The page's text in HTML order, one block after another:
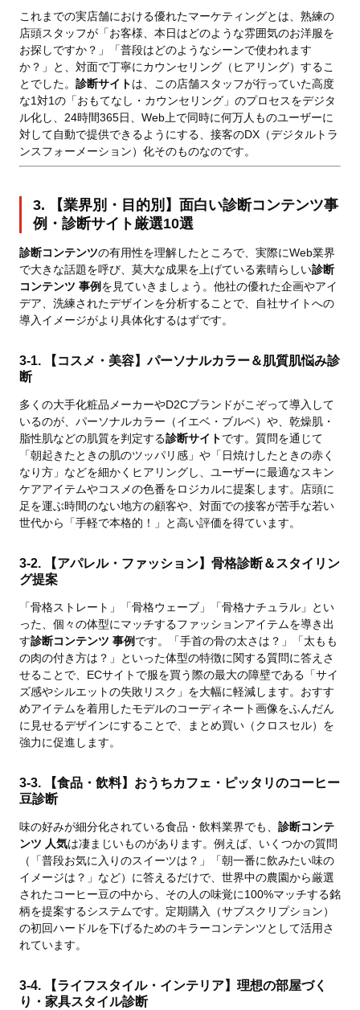
これまでの実店舗における優れたマーケティングとは、熟練の
店頭スタッフが「お客様、本日はどのような雰囲気のお洋服を
お探しですか？」「普段はどのようなシーンで使われます
か？」と、対面で丁寧にカウンセリング（ヒアリング）するこ
とでした。 診断サイトは、この店舗スタッフが行っていた高度
な1対1の「おもてなし・カウンセリング」のプロセスをデジタ
ル化し、24時間365日、Web上で同時に何万人ものユーザーに
対して自動で提供できるようにする、接客のDX（デジタルトラ
ンスフォーメーション）化そのものなのです。
3. 【業界別・目的別】面白い診断コンテンツ事
例・診断サイト厳選10選
診断コンテンツの有用性を理解したところで、実際にWeb業界
で大きな話題を呼び、莫大な成果を上げている素晴らしい診断
コンテンツ 事例を見ていきましょう。他社の優れた企画やアイ
デア、洗練されたデザインを分析することで、自社サイトへの
導入イメージがより具体化するはずです。
3-1. 【コスメ・美容】パーソナルカラー＆肌質肌悩み診
断
多くの大手化粧品メーカーやD2Cブランドがこぞって導入して
いるのが、パーソナルカラー（イエベ・ブルベ）や、乾燥肌・
脂性肌などの肌質を判定する診断サイトです。質問を通じて
「朝起きたときの肌のツッパリ感」や「日焼けしたときの赤く
なり方」などを細かくヒアリングし、ユーザーに最適なスキン
ケアアイテムやコスメの色番をロジカルに提案します。店頭に
足を運ぶ時間のない地方の顧客や、対面での接客が苦手な若い
世代から「手軽で本格的！」と高い評価を得ています。
3-2. 【アパレル・ファッション】骨格診断＆スタイリン
グ提案
「骨格ストレート」「骨格ウェーブ」「骨格ナチュラル」とい
った、個々の体型にマッチするファッションアイテムを導き出
す診断コンテンツ 事例です。「手首の骨の太さは？」「太もも
の肉の付き方は？」といった体型の特徴に関する質問に答えさ
せることで、ECサイトで服を買う際の最大の障壁である「サイ
ズ感やシルエットの失敗リスク」を大幅に軽減します。おすす
めアイテムを着用したモデルのコーディネート画像をふんだん
に見せるデザインにすることで、まとめ買い（クロスセル）を
強力に促進します。
3-3. 【食品・飲料】おうちカフェ・ピッタリのコーヒー
豆診断
味の好みが細分化されている食品・飲料業界でも、 診断コンテ
ンツ 人気は凄まじいものがあります。例えば、いくつかの質問
（「普段お気に入りのスイーツは？」「朝一番に飲みたい味の
イメージは？」など）に答えるだけで、世界中の農園から厳選
されたコーヒー豆の中から、その人の味覚に100%マッチする銘
柄を提案するシステムです。定期購入（サブスクリプション）
の初回ハードルを下げるためのキラーコンテンツとして活用さ
れています。
3-4. 【ライフスタイル・インテリア】理想の部屋づく
り・家具スタイル診断